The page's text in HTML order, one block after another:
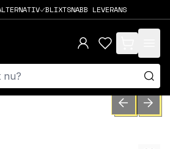
BLIXTSNABB LEVERANS
items in cart,
PREVIOUSNEXT